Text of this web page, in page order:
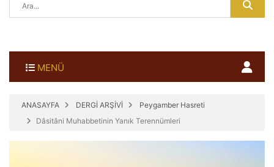
MENÜ
ANASAYFA DERGİ ARŞİVİ
Peygamber Hasreti
Dâsitâni Muhabbetinin Yanık Terennümleri